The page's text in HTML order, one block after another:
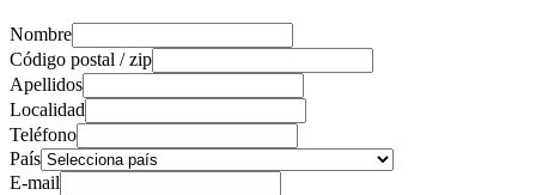
Nombre
Código postal / zip
Apellidos
Localidad
Teléfono
País
E-mail